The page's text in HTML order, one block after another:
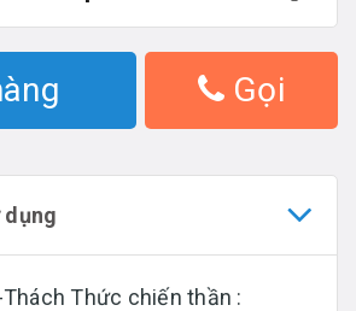
Gọi
dụng
Thức chiến thần :